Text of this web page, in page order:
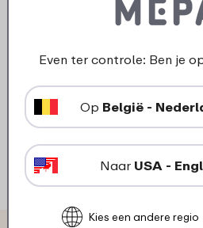
Deksel multikom
669
Even ter controle: Ben je
Op België -
Naar USA -